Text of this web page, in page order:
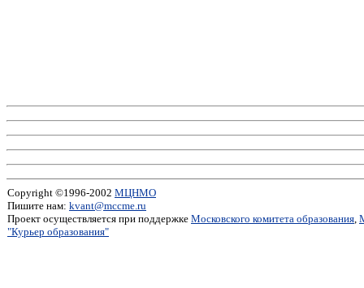
Copyright ©1996-2002 МЦНМО
Пишите нам: kvant@mccme.ru
Проект осуществляется при поддержке Московского комитета образования,
"Курьер образования"